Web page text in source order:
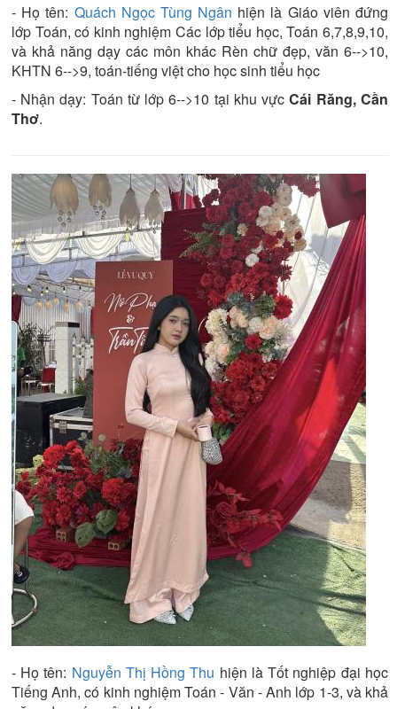
- Họ tên: Quách Ngọc Tùng Ngân hiện là Giáo viên đứng
lớp Toán, có kinh nghiệm Các lớp tiểu học, Toán 6,7,8,9,10,
và khả năng dạy các môn khác Rèn chữ đẹp, văn 6-->10,
KHTN 6-->9, toán-tiếng việt cho học sinh tiểu học
- Nhận dạy: Toán từ lớp 6-->10 tại khu vựcCái Răng, Cần
Thơ.
- Họ tên: Nguyễn Thị Hồng Thu hiện làTốt nghiệp đại học
Tiếng Anh, có kinh nghiệmToán - Văn - Anh lớp 1-3, và khả